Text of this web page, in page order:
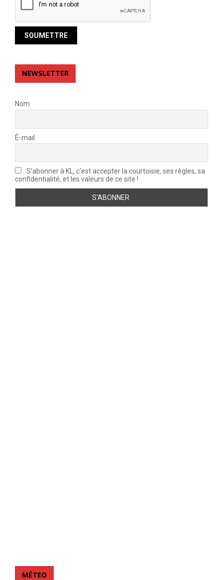
NEWSLETTER
Nom
É-mail
S'abonner à KL, c'est accepter la courtoisie, ses règles, sa
confidentialité, et les valeurs de ce site !
MÉTEO